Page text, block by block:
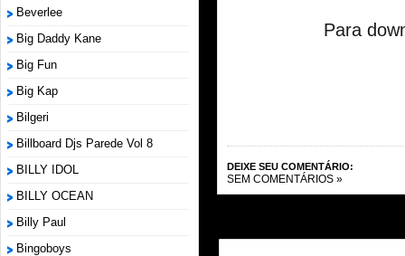
Beverlee
Big Daddy Kane
Big Fun
Big Kap
Bilgeri
Billboard Djs Parede Vol 8
BILLY IDOL
BILLY OCEAN
Billy Paul
Bingoboys
Para
DEIXE SEU COMENTÁRIO:
SEM COMENTÁRIOS »